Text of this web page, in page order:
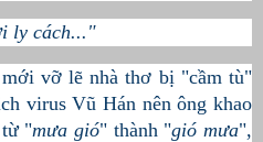
ly cách..."
vỡ lẽ nhà thơ bị "cầm tù"
virus Vũ Hán nên ông khao
từ "mưa gió" thành "gió mưa",